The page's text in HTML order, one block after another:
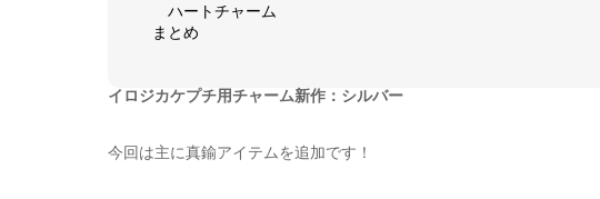
ハートチャーム
まとめ
イロジカケプチ用チャーム新作：シルバー
今回は主に真鍮アイテムを追加です！